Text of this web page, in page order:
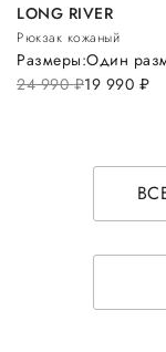
LONG RIVER
Рюкзак кожаный
24 990руб.19 990 руб.
Размеры:Один